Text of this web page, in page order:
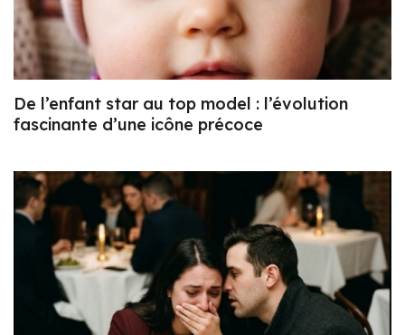
De l’enfant star au top model : l’évolution
fascinante d’une icône précoce